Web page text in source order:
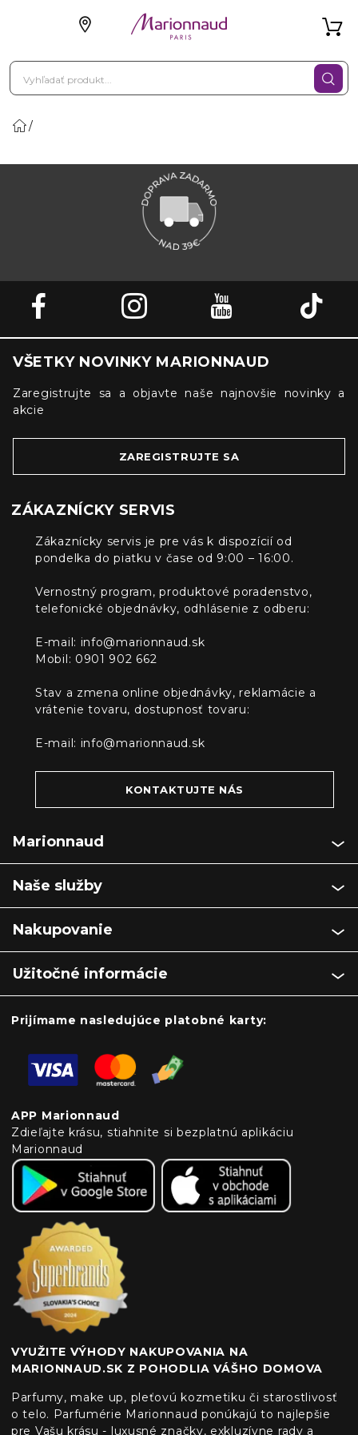
VŠETKY NOVINKY MARIONNAUD
Zaregistrujte sa a objavte naše najnovšie novinky a
akcie
ZAREGISTRUJTE SA
ZÁKAZNÍCKY SERVIS
Zákaznícky servis je pre vás k dispozícií od
pondelka do piatku v čase od 9:00 – 16:00.
Vernostný program, produktové poradenstvo,
telefonické objednávky, odhlásenie z odberu:
E-mail: info@marionnaud.sk
Mobil: 0901 902 662
Stav a zmena online objednávky, reklamácie a
vrátenie tovaru, dostupnosť tovaru:
E-mail: info@marionnaud.sk
KONTAKTUJTE NÁS
Marionnaud
Naše služby
Nakupovanie
Užitočné informácie
Prijímame nasledujúce platobné karty:
APP Marionnaud
Zdieľajte krásu, stiahnite si bezplatnú aplikáciu
Marionnaud
VYUŽITE VÝHODY NAKUPOVANIA NA
MARIONNAUD.SK Z POHODLIA VÁŠHO DOMOVA
Parfumy, make up, pleťovú kozmetiku či starostlivosť
o telo. Parfumérie Marionnaud ponúkajú to najlepšie
pre Vašu krásu - luxusné značky, exkluzívne rady a